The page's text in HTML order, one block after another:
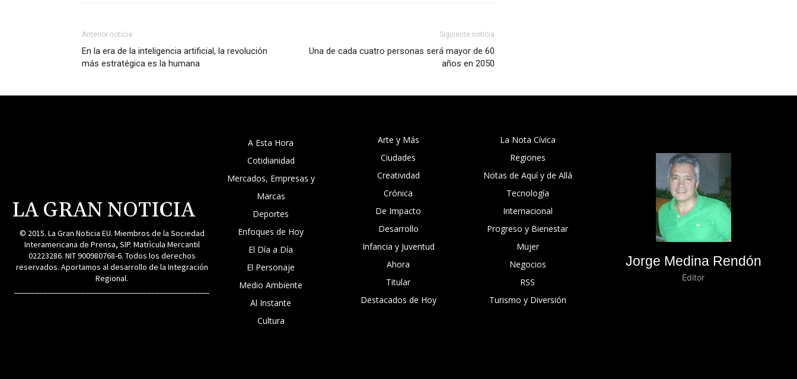
Anterior noticia
En la era de la inteligencia artificial, la revolución
más estratégica es la humana
Siguiente noticia
Una de cada cuatro personas será mayor de 60
años en 2050
LA GRAN NOTICIA
© 2015. La Gran Noticia EU. Miembros de la Sociedad
Interamericana de Prensa, SIP. Matrìcula Mercantil
02223286. NIT 900980768-6. Todos los derechos
reservados. Aportamos al desarrollo de la Integración
Regional.
A Esta Hora
Cotidianidad
Mercados, Empresas y
Marcas
Deportes
Enfoques de Hoy
El Día a Día
El Personaje
Medio Ambiente
Al Instante
Cultura
Arte y Más
Ciudades
Creatividad
Crónica
De Impacto
Desarrollo
Infancia y Juventud
Ahora
Titular
Destacados de Hoy
La Nota Cívica
Regiones
Notas de Aquí y de Allá
Tecnología
Internacional
Progreso y Bienestar
Mujer
Negocios
RSS
Turismo y Diversión
Jorge Medina Rendón
Editor